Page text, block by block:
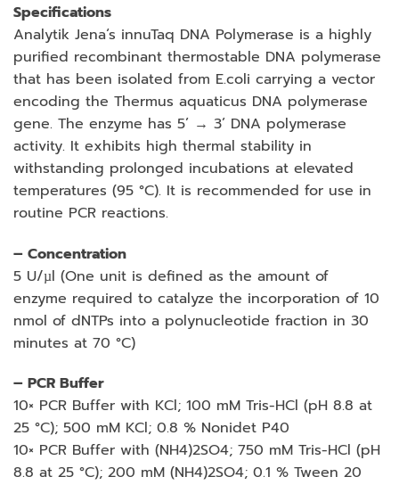
Specifications
Analytik Jena‘s innuTaq DNA Polymerase is a highly
purified recombinant thermostable DNA polymerase
that has been isolated from E.coli carrying a vector
encoding the Thermus aquaticus DNA polymerase
gene. The enzyme has 5’ → 3’ DNA polymerase
activity. It exhibits high thermal stability in
withstanding prolonged incubations at elevated
temperatures (95 °C). It is recommended for use in
routine PCR reactions.
– Concentration
5 U/µl (One unit is defined as the amount of
enzyme required to catalyze the incorporation of 10
nmol of dNTPs into a polynucleotide fraction in 30
minutes at 70 °C)
– PCR Buffer
10× PCR Buffer with KCl; 100 mM Tris-HCl (pH 8.8 at
25 °C); 500 mM KCl; 0.8 % Nonidet P40
10× PCR Buffer with (NH4)2SO4; 750 mM Tris-HCl (pH
8.8 at 25 °C); 200 mM (NH4)2SO4; 0.1 % Tween 20